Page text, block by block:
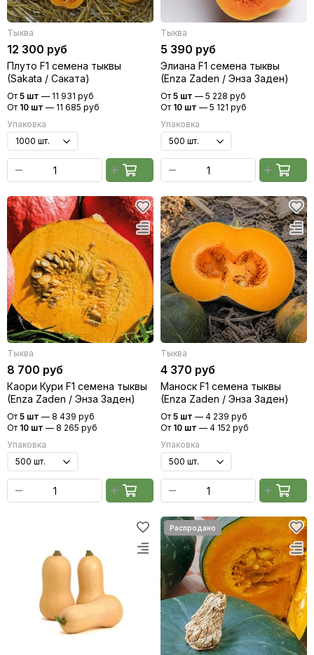
Тыква
12 300 руб
Плуто F1 семена тыквы
(Sakata / Саката)
От 5 шт — 11 931 руб
От 10 шт — 11 685 руб
Упаковка
Тыква
5 390 руб
Элиана F1 семена тыквы
(Enza Zaden / Энза Заден)
От 5 шт — 5 228 руб
От 10 шт — 5 121 руб
Упаковка
Тыква
8 700 руб
Каори Кури F1 семена тыквы
(Enza Zaden / Энза Заден)
От 5 шт — 8 439 руб
От 10 шт — 8 265 руб
Упаковка
Тыква
4 370 руб
Маноск F1 семена тыквы
(Enza Zaden / Энза Заден)
От 5 шт — 4 239 руб
От 10 шт — 4 152 руб
Упаковка